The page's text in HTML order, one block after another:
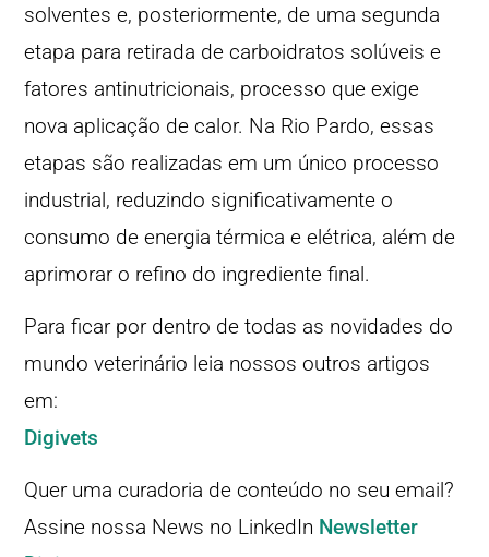
solventes e, posteriormente, de uma segunda
etapa para retirada de carboidratos solúveis e
fatores antinutricionais, processo que exige
nova aplicação de calor. Na Rio Pardo, essas
etapas são realizadas em um único processo
industrial, reduzindo significativamente o
consumo de energia térmica e elétrica, além de
aprimorar o refino do ingrediente final.
Para ficar por dentro de todas as novidades do
mundo veterinário leia nossos outros artigos
em:
Digivets
Quer uma curadoria de conteúdo no seu email?
Assine nossa News no LinkedIn Newsletter